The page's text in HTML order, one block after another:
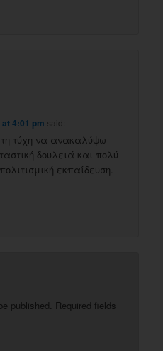
4:01 pm said:
τύχη να ανακαλύψω
δουλειά και πολύ
εκπαίδευση.
published. Required fields